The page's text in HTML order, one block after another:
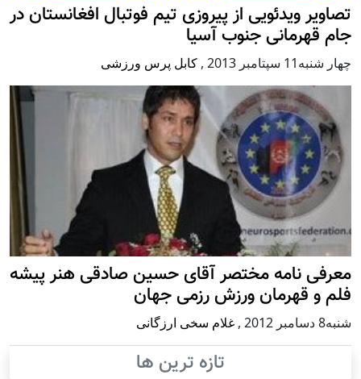
تصاویر ویدئویی از پیروزی تیم فوتبال افغانستان در
جام قهرمانی جنوب آسیا
چهار شنبه11 سپتامبر 2013 , کابل پرس ورزشی
معرفی نامه مختصر آقای حسین صادقی هنر پیشه
فلم و قهرمان ورزش رزمی جهان
شنبه8 دسامبر 2012 , غلام سخی ارزگانی
تازه ترین ها